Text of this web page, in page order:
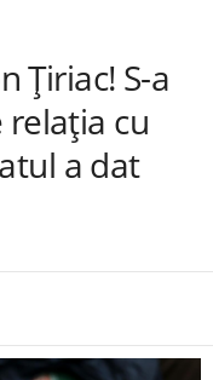
Ţiriac! S-a
cu
a dat